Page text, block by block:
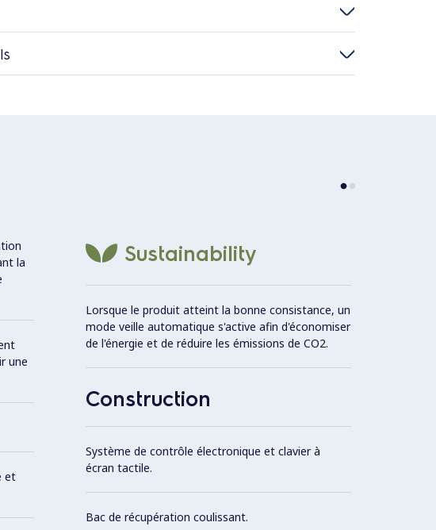
la
une
et
Sustainability
Lorsque le produit atteint la bonne consistance, un
mode veille automatique s'active afin d'économiser
de l'énergie et de réduire les émissions de CO2.
Construction
Système de contrôle électronique et clavier à
écran tactile.
Bac de récupération coulissant.